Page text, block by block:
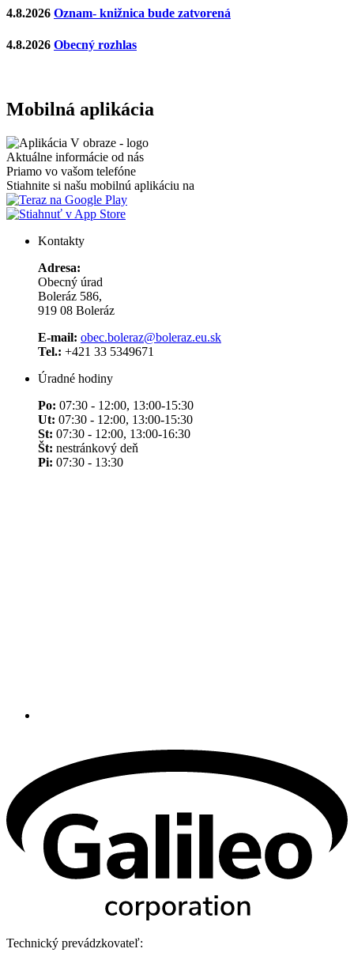
4.8.2026 Oznam- knižnica bude zatvorená
4.8.2026 Obecný rozhlas
Mobilná aplikácia
Aktuálne informácie od nás
Priamo vo vašom telefóne
Stiahnite si našu mobilnú aplikáciu na
Kontakty
Adresa:
Obecný úrad
Boleráz 586,
919 08 Boleráz
E-mail: obec.boleraz@boleraz.eu.sk
Tel.: +421 33 5349671
Úradné hodiny
Po: 07:30 - 12:00, 13:00-15:30
Ut: 07:30 - 12:00, 13:00-15:30
St: 07:30 - 12:00, 13:00-16:30
Št: nestránkový deň
Pi: 07:30 - 13:30
Technický prevádzkovateľ: